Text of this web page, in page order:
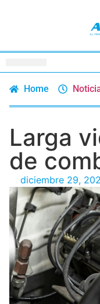
Home
Larga
de
diciembre 29,